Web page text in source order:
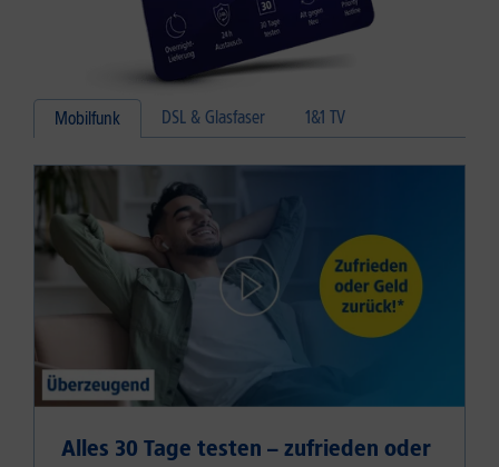
Mobilfunk DSL & Glasfaser 1&1 TV
Alles 30 Tage testen – zufrieden oder